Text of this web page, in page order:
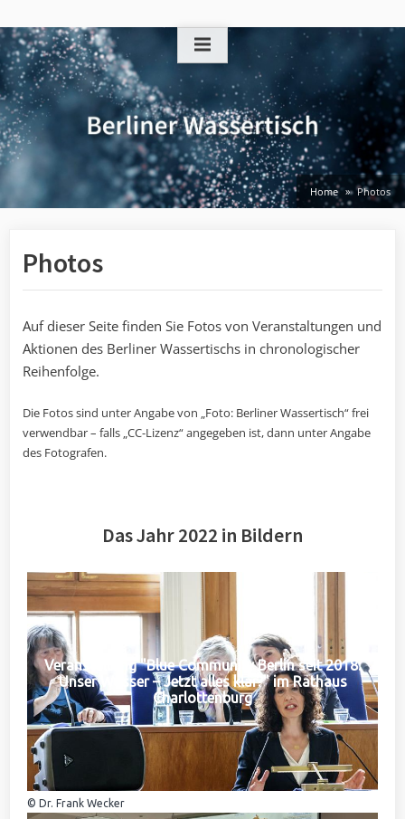
to
content
Home Photos
Photos
Auf dieser Seite finden Sie Fotos von Veranstaltungen und
Aktionen des Berliner Wassertischs in chronologischer
Reihenfolge.
Die Fotos sind unter Angabe von „Foto: Berliner Wassertisch“ frei
verwendbar – falls „CC-Lizenz“ angegeben ist, dann unter Angabe
des Fotografen.
Das Jahr 2022 in Bildern
Veranstaltung "Blue Community Berlin seit 2018:
Unser Wasser – Jetzt alles klar?" im Rathaus
Charlottenburg
© Dr. Frank Wecker